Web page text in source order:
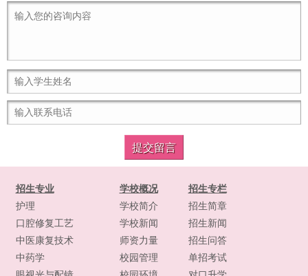
招生专业
护理
口腔修复工艺
中医康复技术
中药学
学校概况
学校简介
学校新闻
师资力量
校园管理
招生专栏
招生简章
招生新闻
招生问答
单招考试